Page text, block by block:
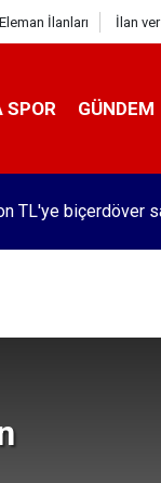
İlanları İlan ver
SPOR GÜNDEM
yıllar sonra